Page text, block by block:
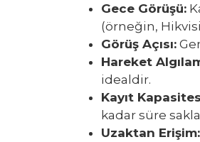
Gece Görüşü:
(örneğin,
Görüş Açısı:
Hareket
idealdir.
Kayıt
kadar süre
Uzaktan Erişim: